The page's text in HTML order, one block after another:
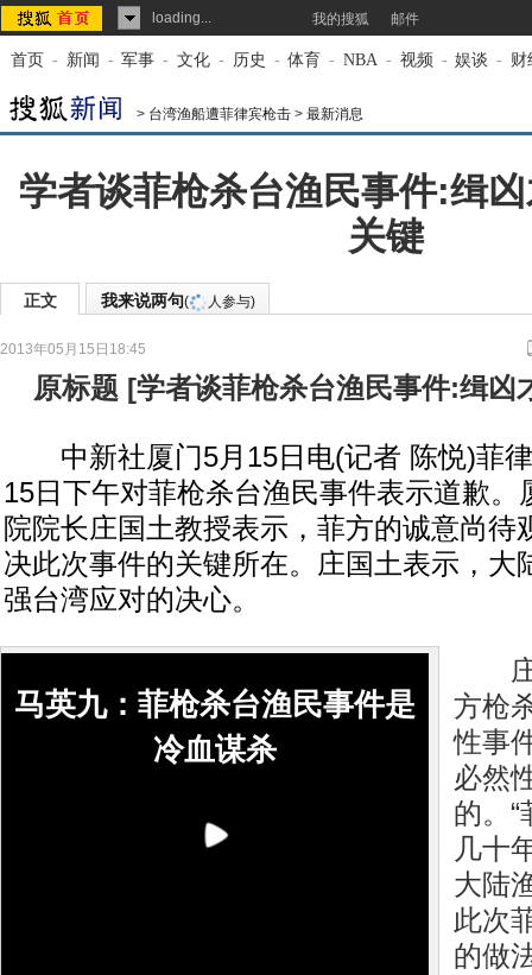
loading... 我的搜狐 邮件
首页 - 新闻 - 军事 - 文化 - 历史 - 体育 - NBA - 视频 - 娱谈 - 财
> 台湾渔船遭菲律宾枪击 > 最新消息
学者谈菲枪杀台渔民事件:缉
关键
正文 我来说两句( 人参与)
2013年05月15日18:45
来源：中国新闻网
原标题 [学者谈菲枪杀台渔民事件:缉凶
中新社厦门5月15日电(记者 陈悦)菲律
15日下午对菲枪杀台渔民事件表示道歉。
院院长庄国土教授表示，菲方的诚意尚待
决此次事件的关键所在。庄国土表示，大
强台湾应对的决心。
马英九：菲枪杀台渔民事件是
冷血谋杀
庄
方枪
性事
必然
的。
几十
大陆
此次
的做